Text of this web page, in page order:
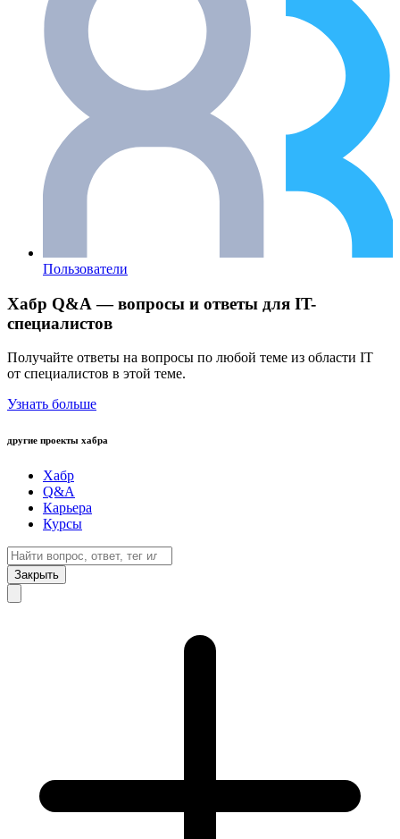
Пользователи
Хабр Q&A — вопросы и ответы для IT-
специалистов
Получайте ответы на вопросы по любой теме из области IT
от специалистов в этой теме.
Узнать больше
другие проекты хабра
Хабр
Q&A
Карьера
Курсы
Закрыть